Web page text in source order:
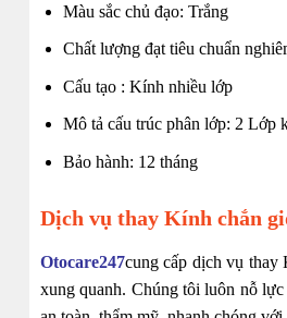
Màu sắc chủ đạo: Trắng
Chất lượng đạt tiêu chuẩn
Cấu tạo : Kính nhiều lớp
Mô tả cấu trúc phân lớp: 2 Lớp
Bảo hành: 12 tháng
Dịch vụ thay Kính chắn
Otocare247cung cấp dịch vụ thay
xung quanh. Chúng tôi luôn nỗ